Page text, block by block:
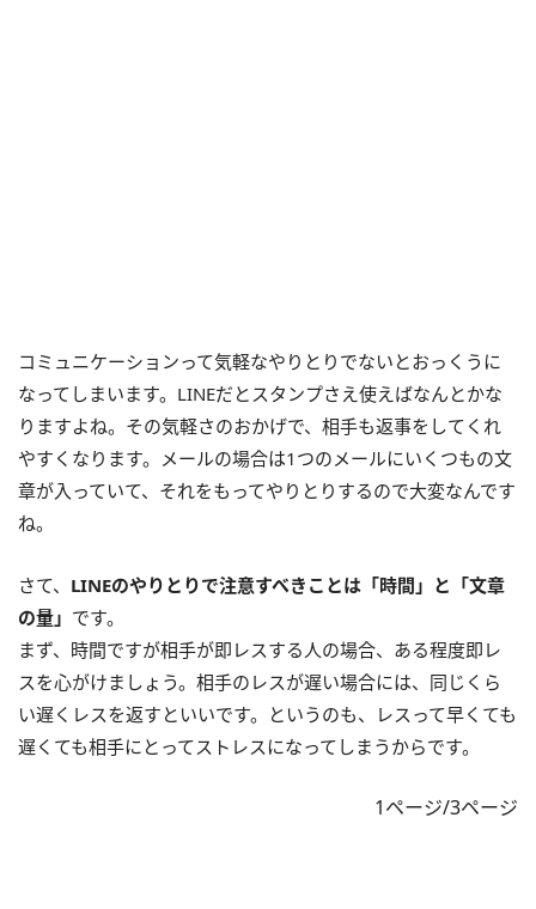
コミュニケーションって気軽なやりとりでないとおっくうに
なってしまいます。LINEだとスタンプさえ使えばなんとかな
りますよね。その気軽さのおかげで、相手も返事をしてくれ
やすくなります。メールの場合は1つのメールにいくつもの文
章が入っていて、それをもってやりとりするので大変なんです
ね。
さて、 LINEのやりとりで注意すべきことは「時間」と「文章
の量」 です。
まず、時間ですが相手が即レスする人の場合、ある程度即レ
スを心がけましょう。相手のレスが遅い場合には、同じくら
い遅くレスを返すといいです。というのも、レスって早くても
遅くても相手にとってストレスになってしまうからです。
1ページ/3ページ